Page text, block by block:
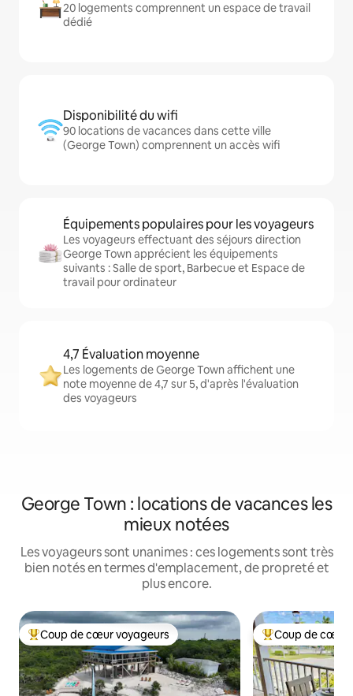
20 logements comprennent un espace de travail
dédié
Disponibilité du wifi
90 locations de vacances dans cette ville
(George Town) comprennent un accès wifi
Équipements populaires pour les voyageurs
Les voyageurs effectuant des séjours direction
George Town apprécient les équipements
suivants : Salle de sport, Barbecue et Espace de
travail pour ordinateur
4,7 Évaluation moyenne
Les logements de George Town affichent une
note moyenne de 4,7 sur 5, d'après l'évaluation
des voyageurs
George Town : locations de vacances les
mieux notées
Les voyageurs sont unanimes : ces logements sont très
bien notés en termes d'emplacement, de propreté et
plus encore.
Coups de cœur voyageurs les plus appréciés
Coup de cœur voyageurs Coups de cœur
Coup de cœur